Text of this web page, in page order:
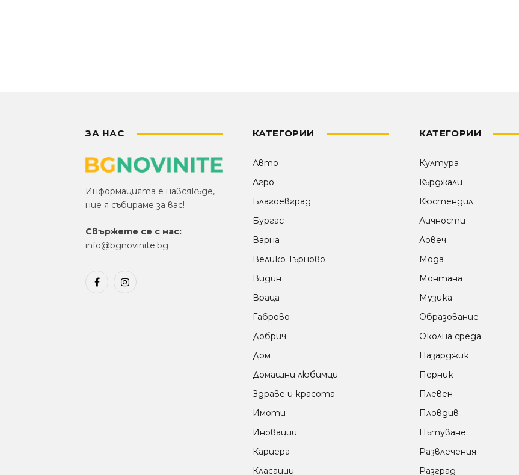
ЗА НАС
Информацията е навсякъде,
ние я събираме за вас!
Свържете се с нас:
info@bgnovinite.bg
FacebookInstagram
КАТЕГОРИИ
Авто
Агро
Благоевград
Бургас
Варна
Велико Търново
Видин
Враца
Габрово
Добрич
Дом
Домашни любимци
Здраве и красота
Имоти
Иновации
Кариера
Класации
КАТЕГОРИИ
Култура
Кърджали
Кюстендил
Личности
Ловеч
Мода
Монтана
Музика
Образование
Околна среда
Пазарджик
Перник
Плевен
Пловдив
Пътуване
Развлечения
Разград